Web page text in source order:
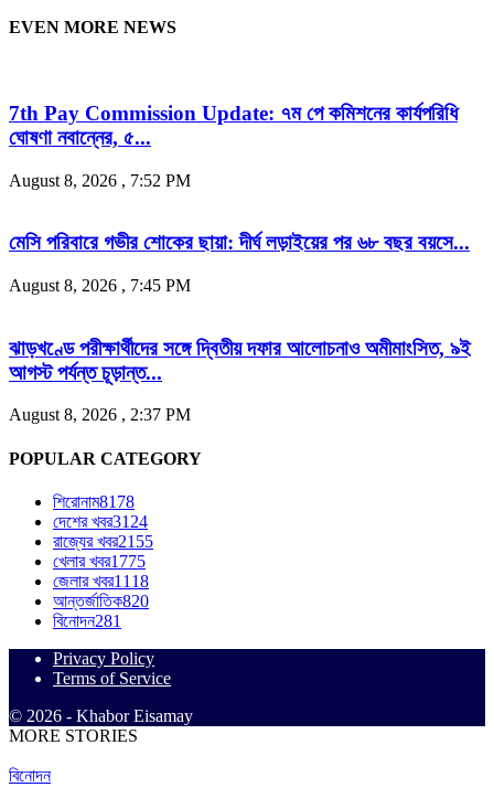
EVEN MORE NEWS
7th Pay Commission Update: ৭ম পে কমিশনের কার্যপরিধি
ঘোষণা নবান্নের, ৫...
August 8, 2026 , 7:52 PM
মেসি পরিবারে গভীর শোকের ছায়া: দীর্ঘ লড়াইয়ের পর ৬৮ বছর বয়সে...
August 8, 2026 , 7:45 PM
ঝাড়খণ্ডে পরীক্ষার্থীদের সঙ্গে দ্বিতীয় দফার আলোচনাও অমীমাংসিত, ৯ই
আগস্ট পর্যন্ত চূড়ান্ত...
August 8, 2026 , 2:37 PM
POPULAR CATEGORY
শিরোনাম8178
দেশের খবর3124
রাজ্যের খবর2155
খেলার খবর1775
জেলার খবর1118
আন্তর্জাতিক820
বিনোদন281
Privacy Policy
Terms of Service
© 2026 - Khabor Eisamay
MORE STORIES
বিনোদন